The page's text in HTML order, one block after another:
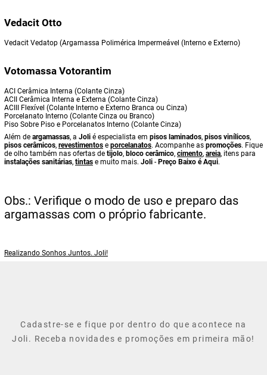
Vedacit Otto
Vedacit Vedatop (Argamassa Polimérica Impermeável (Interno e Externo)
Votomassa Votorantim
ACI Cerâmica Interna (Colante Cinza)
ACII Cerâmica Interna e Externa (Colante Cinza)
ACIII Flexível (Colante Interno e Externo Branca ou Cinza)
Porcelanato Interno (Colante Cinza ou Branco)
Piso Sobre Piso e Porcelanatos Interno (Colante Cinza)
Além de argamassas, a Joli é especialista em pisos laminados, pisos vinílicos,
pisos cerâmicos, revestimentos e porcelanatos. Acompanhe as promoções. Fique
de olho também nas ofertas de tijolo, bloco cerâmico, cimento, areia, itens para
instalações sanitárias, tintas e muito mais. Joli - Preço Baixo é Aqui.
Obs.: Verifique o modo de uso e preparo das
argamassas com o próprio fabricante.
Realizando Sonhos Juntos. Joli!
Cadastre-se e fique por dentro do que acontece na
Joli. Receba novidades e promoções em primeira mão!